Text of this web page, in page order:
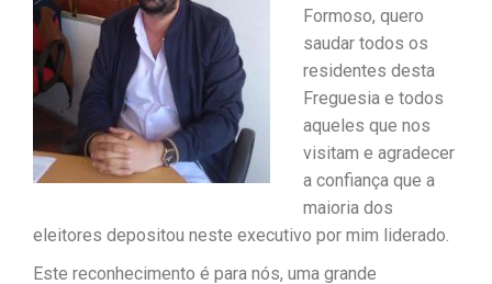
Formoso, quero
saudar todos os
residentes desta
Freguesia e todos
aqueles que nos
visitam e agradecer
a confiança que a
maioria dos
eleitores depositou neste executivo por mim liderado.
Este reconhecimento é para nós, uma grande